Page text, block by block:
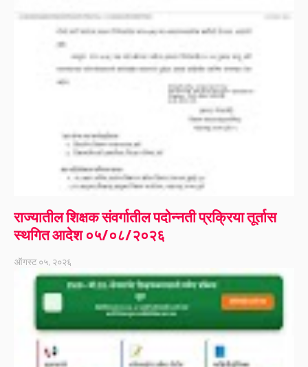
राज्यातील शिक्षक संवर्गातील पदोन्नती प्रक्रिया तूर्तास
स्थगित आदेश ०५/०८/२०२६
ऑगस्ट ०५, २०२६